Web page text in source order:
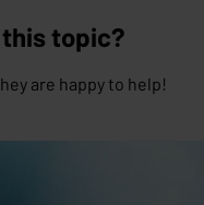
topic?
are happy to help!